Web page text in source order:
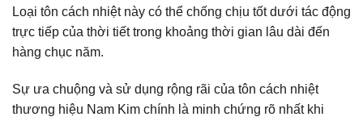
Loại tôn cách nhiệt này có thể chống chịu tốt dưới tác động
trực tiếp của thời tiết trong khoảng thời gian lâu dài đến
hàng chục năm.
Sự ưa chuộng và sử dụng rộng rãi của tôn cách nhiệt
thương hiệu Nam Kim chính là minh chứng rõ nhất khi